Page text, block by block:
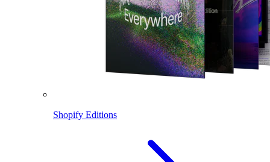
Shopify Editions